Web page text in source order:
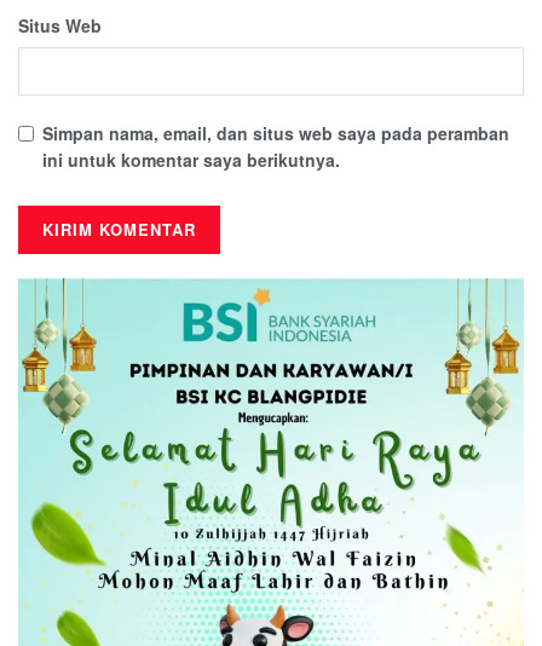
Situs Web
Simpan nama, email, dan situs web saya pada peramban
ini untuk komentar saya berikutnya.